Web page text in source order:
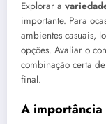
Explorar a
importante. Para
ambientes casuais,
opções. Avaliar o
combinação certa
final.
A